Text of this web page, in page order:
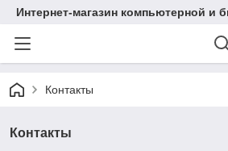
Интернет-магазин компьютерной и
Контакты
Контакты